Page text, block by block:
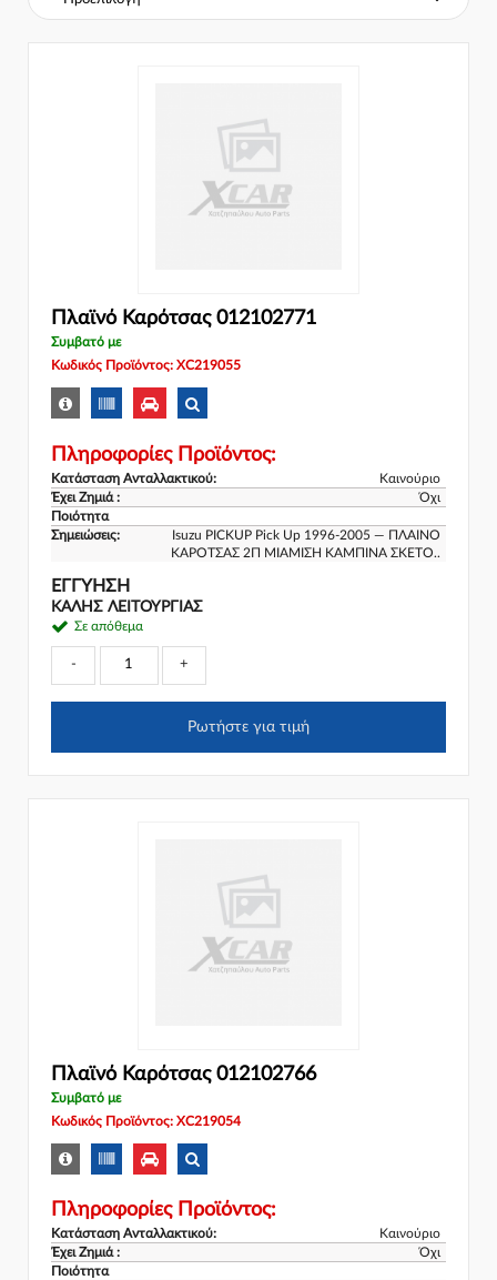
Πλαϊνό Καρότσας 012102771
Συμβατό με
Κωδικός Προϊόντος: XC219055
Πληροφορίες Προϊόντος:
Κατάσταση Ανταλλακτικού:
Καινούριο
Έχει Ζημιά :
Όχι
Ποιότητα
Σημειώσεις:
Isuzu PICKUP Pick Up 1996-2005 — ΠΛΑΙΝΟ
ΚΑΡΟΤΣΑΣ 2Π ΜΙΑΜΙΣΗ ΚΑΜΠΙΝΑ ΣΚΕΤΟ..
ΕΓΓΎΗΣΗ
ΚΑΛΗΣ ΛΕΙΤΟΥΡΓΙΑΣ
Σε απόθεμα
- +
Ρωτήστε για τιμή
Πλαϊνό Καρότσας 012102766
Συμβατό με
Κωδικός Προϊόντος: XC219054
Πληροφορίες Προϊόντος:
Κατάσταση Ανταλλακτικού:
Καινούριο
Έχει Ζημιά :
Όχι
Ποιότητα